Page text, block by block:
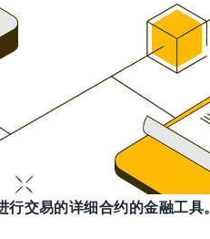
交易的详细合约的金融工具。